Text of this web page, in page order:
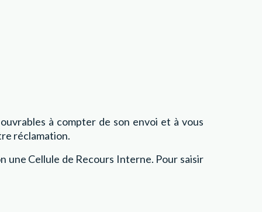
à compter de son envoi et à vous
réclamation.
une Cellule de Recours Interne. Pour saisir